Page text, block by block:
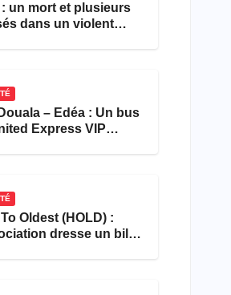
: un mort et plusieurs
dans un violent
– Edéa : Un bus
Express VIP
Oldest (HOLD) :
dresse un bilan